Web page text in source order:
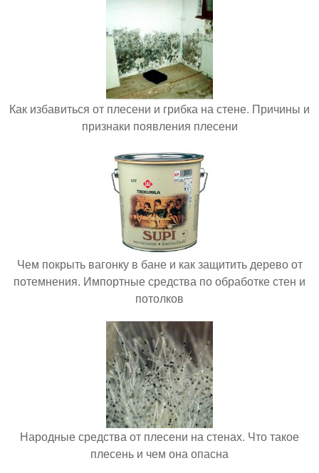
Как избавиться от плесени и грибка на стене. Причины и
признаки появления плесени
Чем покрыть вагонку в бане и как защитить дерево от
потемнения. Импортные средства по обработке стен и
потолков
Народные средства от плесени на стенах. Что такое
плесень и чем она опасна